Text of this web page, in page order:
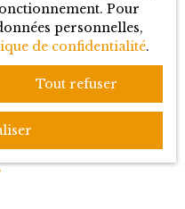
Voltaire (01210)
Moëns (01280)
Pour
personnelles,
de confidentialité.
Tout refuser